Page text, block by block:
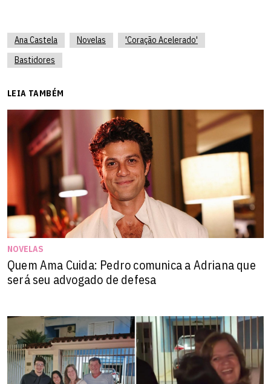
Ana Castela Novelas
'Coração Acelerado'
Bastidores
LEIA TAMBÉM
NOVELAS
Quem Ama Cuida: Pedro comunica a Adriana que
será seu advogado de defesa